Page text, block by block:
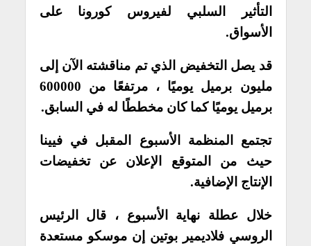
التأثير السلبي لفيروس كورونا على
الأسواق.
قد يصل التخفيض الذي تم مناقشته الآن إلى
مليون برميل يوميًا ، مرتفعًا من 600000
برميل يوميًا كما كان مخططًا له في السابق.
تجتمع المنظمة الأسبوع المقبل في فيينا
حيث من المتوقع الإعلان عن تخفيضات
الإنتاج الإضافية.
خلال عطلة نهاية الأسبوع ، قال الرئيس
الروسي فلاديمير بوتين إن موسكو مستعدة